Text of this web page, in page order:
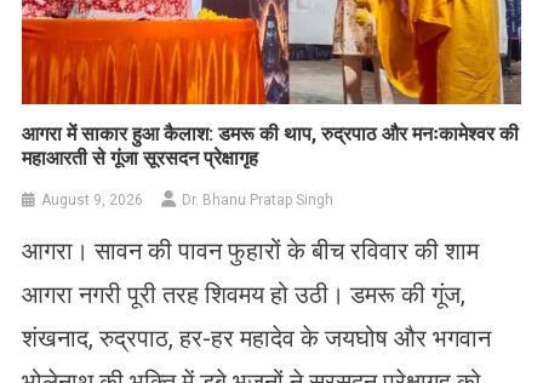
आगरा में साकार हुआ कैलाश: डमरू की थाप, रुद्रपाठ और मनःकामेश्वर की
महाआरती से गूंजा सूरसदन प्रेक्षागृह
August 9, 2026 Dr. Bhanu Pratap Singh
आगरा। सावन की पावन फुहारों के बीच रविवार की शाम
आगरा नगरी पूरी तरह शिवमय हो उठी। डमरू की गूंज,
शंखनाद, रुद्रपाठ, हर-हर महादेव के जयघोष और भगवान